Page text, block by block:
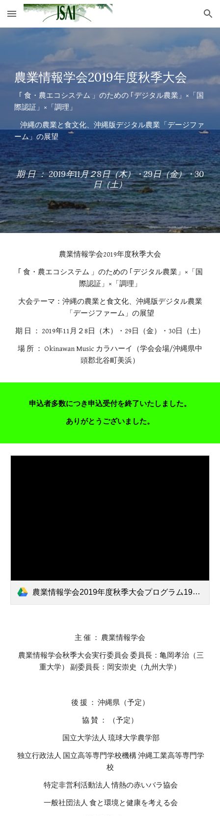
Skip to main content Skip to navigation
農業情報学会2019年度秋季大会
際認証」×「調理」
    沖縄の農業と食文化、沖縄版デジタル農業「デージファ
ーム」の展望
期 日 ： 2019年11月２8日（木）・29日（金）・30
日（土）
農業情報学会2019年度秋季大会
｢ 食・農エコシステム 」のための ｢デジタル農業」×「国
際認証」×「調理」
大会テーマ：沖縄の農業と食文化、沖縄版デジタル農業
「デージファーム」の展望
期 日 ： 2019年11月２8日（木）・29日（金）・30日（土）
場 所 ： Okinawan Music カラハーイ（学会会場/沖縄県中
頭郡北谷町美浜）
申込者多数につき申込受付を終了いたしました。
ありがとうございました。
農業情報学会2019年度秋季大会プログラム191020.pdf
主 催 ： 農業情報学会
重大学） 副委員長：岡安崇史（九州大学）
後 援 ： 沖縄県（予定）
協 賛 ： （予定）
国立大学法人 琉球大学農学部
校
特定非営利活動法人 情熱の赤いバラ協会
一般社団法人 食と環境と健康を考える会